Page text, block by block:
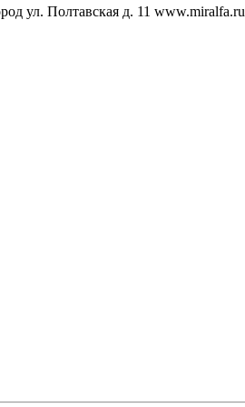
ул. Полтавская д. 11 www.miralfa.ru